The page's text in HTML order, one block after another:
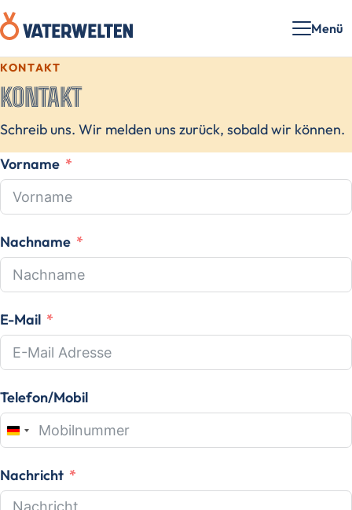
Menü
KONTAKT
KONTAKT
Schreib uns. Wir melden uns zurück, sobald wir können.
Vorname
Nachname
E-Mail
Telefon/Mobil
Germany
Nachricht